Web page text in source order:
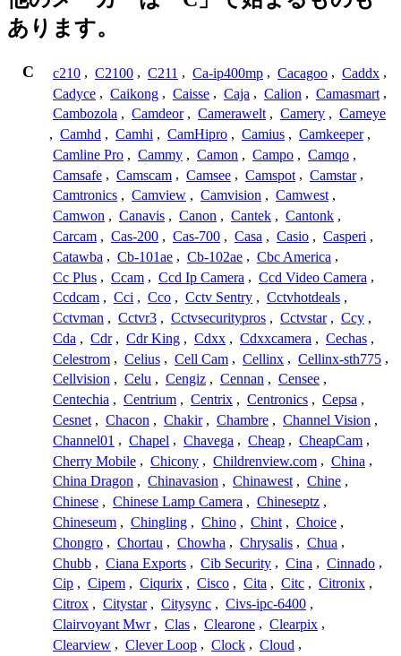
あります。
C c210 , C2100 , C211 , Ca-ip400mp , Cacagoo , Caddx ,
Cadyce , Caikong , Caisse , Caja , Calion , Camasmart ,
Cambozola , Camdeor , Camerawelt , Camery , Cameye
, Camhd , Camhi , CamHipro , Camius , Camkeeper ,
Camline Pro , Cammy , Camon , Campo , Camqo ,
Camsafe , Camscam , Camsee , Camspot , Camstar ,
Camtronics , Camview , Camvision , Camwest ,
Camwon , Canavis , Canon , Cantek , Cantonk ,
Carcam , Cas-200 , Cas-700 , Casa , Casio , Casperi ,
Catawba , Cb-101ae , Cb-102ae , Cbc America ,
Cc Plus , Ccam , Ccd Ip Camera , Ccd Video Camera ,
Ccdcam , Cci , Cco , Cctv Sentry , Cctvhotdeals ,
Cctvman , Cctvr3 , Cctvsecuritypros , Cctvstar , Ccy ,
Cda , Cdr , Cdr King , Cdxx , Cdxxcamera , Cechas ,
Celestrom , Celius , Cell Cam , Cellinx , Cellinx-sth775 ,
Cellvision , Celu , Cengiz , Cennan , Censee ,
Centechia , Centrium , Centrix , Centronics , Cepsa ,
Cesnet , Chacon , Chakir , Chambre , Channel Vision ,
Channel01 , Chapel , Chavega , Cheap , CheapCam ,
Cherry Mobile , Chicony , Childrenview.com , China ,
China Dragon , Chinavasion , Chinawest , Chine ,
Chinese , Chinese Lamp Camera , Chineseptz ,
Chineseum , Chingling , Chino , Chint , Choice ,
Chongro , Chortau , Chowha , Chrysalis , Chua ,
Chubb , Ciana Exports , Cib Security , Cina , Cinnado ,
Cip , Cipem , Ciqurix , Cisco , Cita , Citc , Citronix ,
Citrox , Citystar , Citysync , Civs-ipc-6400 ,
Clairvoyant Mwr , Clas , Clearone , Clearpix ,
Clearview , Clever Loop , Clock , Cloud ,